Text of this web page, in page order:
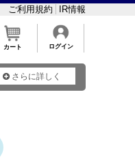
ご利用規約 IR情報
カート ログイン
さらに詳しく